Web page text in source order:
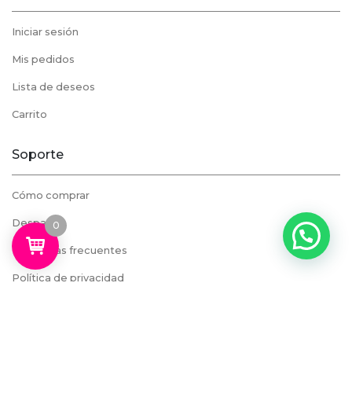
Iniciar sesión
Mis pedidos
Lista de deseos
Carrito
Soporte
Cómo comprar
Despacho
Preguntas frecuentes
Política de privacidad
0